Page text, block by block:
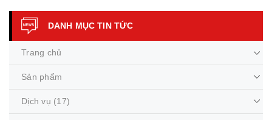
DANH MỤC TIN TỨC
Trang chủ
Sản phẩm
Dịch vụ (17)